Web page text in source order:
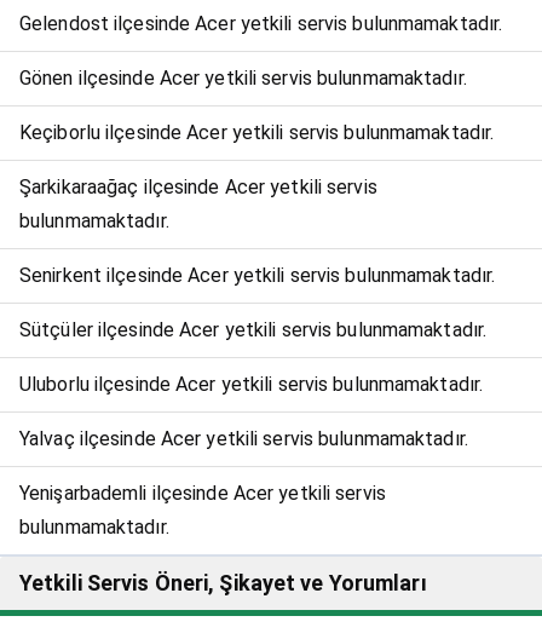
Gelendost ilçesinde Acer yetkili servis bulunmamaktadır.
Gönen ilçesinde Acer yetkili servis bulunmamaktadır.
Keçiborlu ilçesinde Acer yetkili servis bulunmamaktadır.
Şarkikaraağaç ilçesinde Acer yetkili servis
bulunmamaktadır.
Senirkent ilçesinde Acer yetkili servis bulunmamaktadır.
Sütçüler ilçesinde Acer yetkili servis bulunmamaktadır.
Uluborlu ilçesinde Acer yetkili servis bulunmamaktadır.
Yalvaç ilçesinde Acer yetkili servis bulunmamaktadır.
Yenişarbademli ilçesinde Acer yetkili servis
bulunmamaktadır.
Yetkili Servis Öneri, Şikayet ve Yorumları